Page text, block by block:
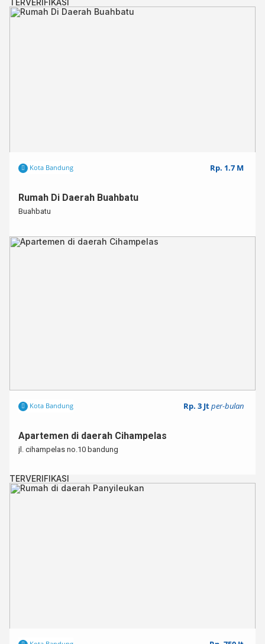
TERVERIFIKASI
Kota Bandung Rp. 1.7 M
Rumah Di Daerah Buahbatu
Buahbatu
Kota Bandung Rp. 3 Jtper-bulan
Apartemen di daerah Cihampelas
jl. cihampelas no.10 bandung
TERVERIFIKASI